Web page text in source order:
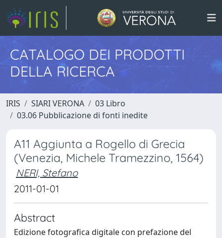
CATALOGO DEI PRODOTTI
DELLA RICERCA
IRIS SIARI VERONA
03 Libro
03.06 Pubblicazione di fonti inedite
A11 Aggiunta a Rogello di Grecia
(Venezia, Michele Tramezzino, 1564)
NERI, Stefano
2011-01-01
Abstract
Edizione fotografica digitale con prefazione del